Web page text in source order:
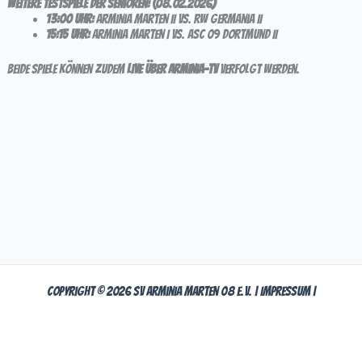
Weitere Testspiele der Senioren: (08.02.2026)
13:00 Uhr:Arminia Marten II vs. RW Germania II
15:15 Uhr:Arminia Marten I vs. ASC 09 Dortmund II
Beide Spiele können zudemlive über Arminia-TVverfolgt werden.
Copyright © 2026 SV Arminia Marten 08 e.V. |Impressum|